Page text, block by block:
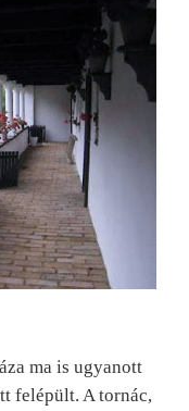
ma is ugyanott
felépült. A tornác,